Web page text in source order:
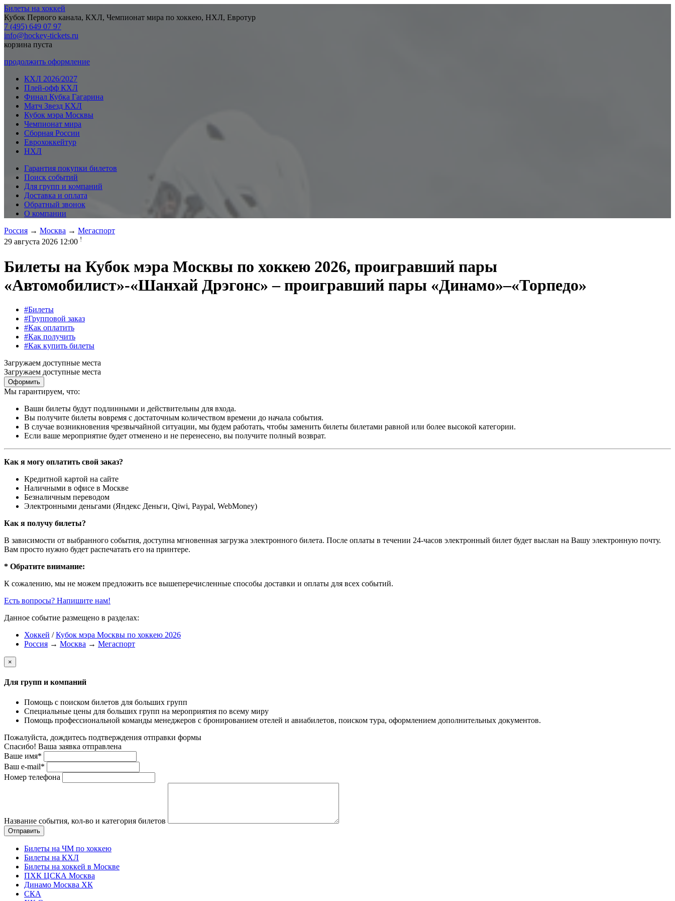
Билеты на хоккей
Кубок Первого канала, КХЛ, Чемпионат мира по хоккею, НХЛ, Евротур
7 (495) 649 07 97
info@hockey-tickets.ru
корзина пуста
продолжить оформление
КХЛ 2026/2027
Плей-офф КХЛ
Финал Кубка Гагарина
Матч Звезд КХЛ
Кубок мэра Москвы
Чемпионат мира
Сборная России
Еврохоккейтур
НХЛ
Гарантия покупки билетов
Поиск событий
Для групп и компаний
Доставка и оплата
Обратный звонок
О компании
Россия → Москва → Мегаспорт
29 августа 2026 12:00 !
Билеты на Кубок мэра Москвы по хоккею 2026, проигравший пары
«Автомобилист»-«Шанхай Дрэгонс» – проигравший пары «Динамо»–«Торпедо»
#Билеты
#Групповой заказ
#Как оплатить
#Как получить
#Как купить билеты
Загружаем доступные места
Загружаем доступные места
Оформить
Мы гарантируем, что:
Ваши билеты будут подлинными и действительны для входа.
Вы получите билеты вовремя с достаточным количеством времени до начала события.
В случае возникновения чрезвычайной ситуации, мы будем работать, чтобы заменить билеты билетами равной или более высокой категории.
Если ваше мероприятие будет отменено и не перенесено, вы получите полный возврат.
Как я могу оплатить свой заказ?
Кредитной картой на сайте
Наличными в офисе в Москве
Безналичным переводом
Электронными деньгами (Яндекс Деньги, Qiwi, Paypal, WebMoney)
Как я получу билеты?
В зависимости от выбранного события, доступна мгновенная загрузка электронного билета. После оплаты в течении 24-часов электронный билет будет выслан на Вашу электронную почту.
Вам просто нужно будет распечатать его на принтере.
* Обратите внимание:
К сожалению, мы не можем предложить все вышеперечисленные способы доставки и оплаты для всех событий.
Есть вопросы? Напишите нам!
Данное событие размещено в разделах:
Хоккей /Кубок мэра Москвы по хоккею 2026
Россия → Москва → Мегаспорт
×
Для групп и компаний
Помощь с поиском билетов для больших групп
Специальные цены для больших групп на мероприятия по всему миру
Помощь профессиональной команды менеджеров с бронированием отелей и авиабилетов, поиском тура, оформлением дополнительных документов.
Пожалуйста, дождитесь подтверждения отправки формы
Спасибо! Ваша заявка отправлена
Ваше имя*
Ваш e-mail*
Номер телефона
Название события, кол-во и категория билетов
Билеты на ЧМ по хоккею
Билеты на КХЛ
Билеты на хоккей в Москве
ПХК ЦСКА Москва
Динамо Москва ХК
СКА